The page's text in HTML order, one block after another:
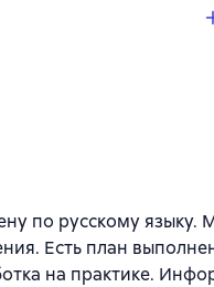
по русскому языку.
Есть план
на практике.